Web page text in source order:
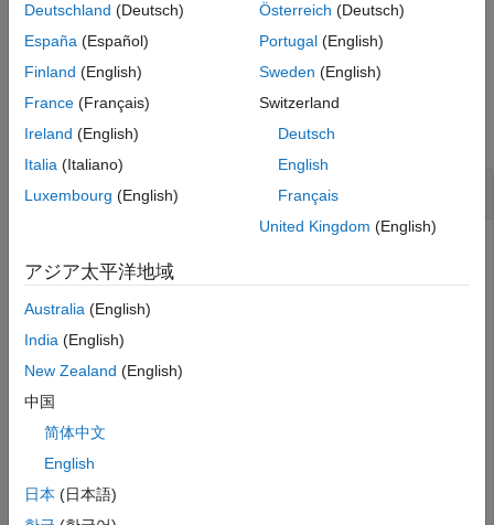
= betarnd( sz) は、サイズ ベクトルsz を使用して
元を指定します。
例
すべて折りたたむ
複数のベータ分布による乱数
形状パラメーターを指定します。
rng(0,"twister"
B = 10+randi(20,2,3);
ベータ分布から乱数を生成します。
R = betarnd(A,B)
Deutschland (Deutsch)
España (Español)
Finland (English)
France (Français)
Ireland (English)
Italia (Italiano)
Luxembourg (English)
Österreich (Deutsch)
Portugal(English)
Sweden (English)
Switzerland
Deutsch
English
Français
United Kingdom (English)
アジア太平洋地域
Australia (English)
India (English)
New Zealand (English)
中国
简体中文
English
日本 (日本語)